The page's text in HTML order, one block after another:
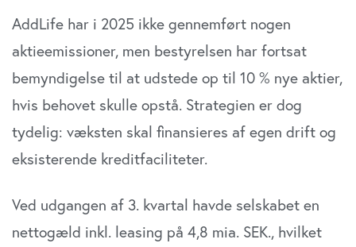
AddLife har i 2025 ikke gennemført nogen
aktieemissioner, men bestyrelsen har fortsat
bemyndigelse til at udstede op til 10 % nye aktier,
hvis behovet skulle opstå. Strategien er dog
tydelig: væksten skal finansieres af egen drift og
eksisterende kreditfaciliteter.
Ved udgangen af 3. kvartal havde selskabet en
nettogæld inkl. leasing på 4,8 mia. SEK., hvilket